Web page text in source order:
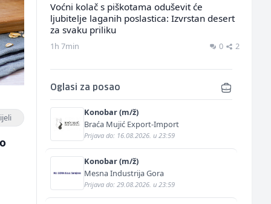
Voćni kolač s piškotama oduševit će
ljubitelje laganih poslastica: Izvrstan desert
za svaku priliku
1h 7min 0 2
Oglasi za posao
Konobar (m/ž)
Braća Mujić Export-Import
Prijava do: 16.08.2026. u 23:59
Konobar (m/ž)
Mesna Industrija Gora
Prijava do: 29.08.2026. u 23:59